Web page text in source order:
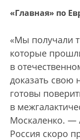
«Главная» по
«Мы получали
которые
в
доказать свою
готовы
в
Москаленко. —
Россия скоро